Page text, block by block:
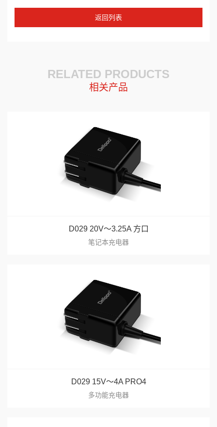
返回列表
RELATED PRODUCTS
相关产品
D029 20V～3.25A 方口
笔记本充电器
D029 15V～4A PRO4
多功能充电器